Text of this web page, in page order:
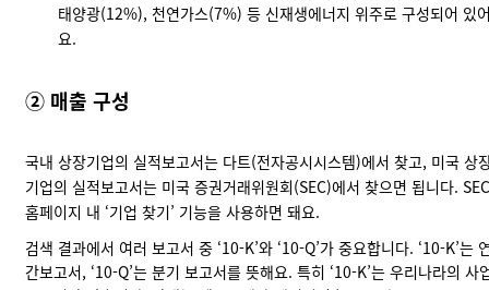
태양광(12%), 천연가스(7%) 등 신재생에너지 위주로 구성되어 있
요.
② 매출 구성
국내 상장기업의 실적보고서는 다트(전자공시시스템)에서 찾고, 미국 상
기업의 실적보고서는 미국 증권거래위원회(SEC)에서 찾으면 됩니다. SEC
홈페이지 내 ‘기업 찾기’ 기능을 사용하면 돼요.
검색 결과에서 여러 보고서 중 ‘10-K’와 ‘10-Q’가 중요합니다. ‘10-K’는
간보고서, ‘10-Q’는 분기 보고서를 뜻해요. 특히 ‘10-K’는 우리나라의 사